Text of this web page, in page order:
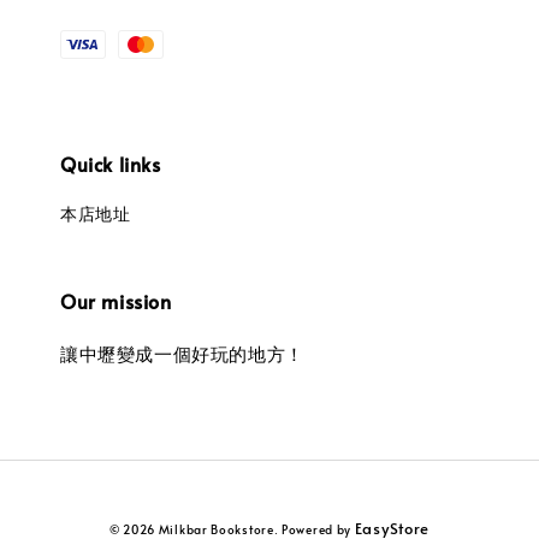
Quick links
本店地址
Our mission
讓中壢變成一個好玩的地方！
© 2026 Milkbar Bookstore. Powered by EasyStore